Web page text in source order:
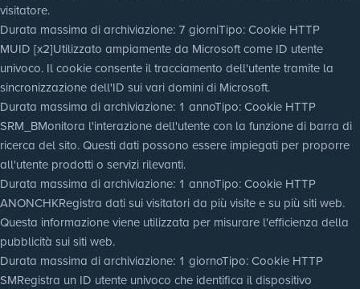
visitatore.
Durata massima di archiviazione: 7 giorniTipo: Cookie HTTP
MUID [x2]Utilizzato ampiamente da Microsoft come ID utente
univoco. Il cookie consente il tracciamento dell'utente tramite la
sincronizzazione dell'ID sui vari domini di Microsoft.
Durata massima di archiviazione: 1 annoTipo: Cookie HTTP
SRM_BMonitora l'interazione dell'utente con la funzione di barra di
ricerca del sito. Questi dati possono essere impiegati per proporre
all'utente prodotti o servizi rilevanti.
Durata massima di archiviazione: 1 annoTipo: Cookie HTTP
ANONCHKRegistra dati sui visitatori da più visite e su più siti web.
Questa informazione viene utilizzata per misurare l'efficienza della
pubblicità sui siti web.
Durata massima di archiviazione: 1 giornoTipo: Cookie HTTP
SMRegistra un ID utente univoco che identifica il dispositivo